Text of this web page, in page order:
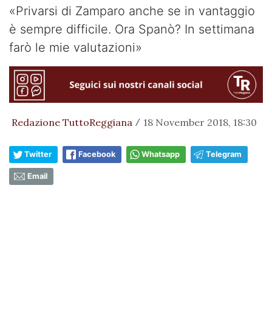
«Privarsi di Zamparo anche se in vantaggio
è sempre difficile. Ora Spanò? In settimana
farò le mie valutazioni»
Redazione TuttoReggiana / 18 November 2018, 18:30
Twitter Facebook Whatsapp Telegram
Email